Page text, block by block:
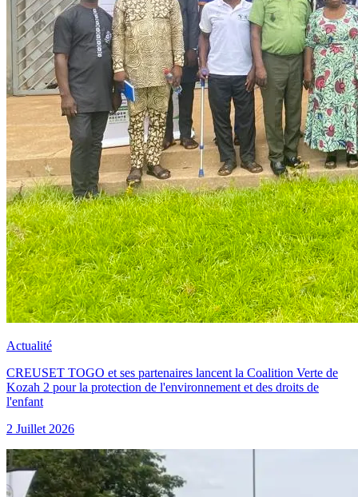
Actualité
CREUSET TOGO et ses partenaires lancent la Coalition Verte de
Kozah 2 pour la protection de l'environnement et des droits de
l'enfant
2 Juillet 2026